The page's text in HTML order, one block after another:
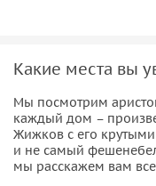
Какие места вы
Мы посмотрим
каждый дом –
Жижков с его
и не самый
мы расскажем вам